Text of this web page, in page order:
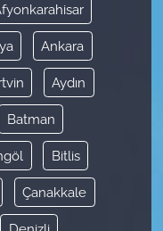
Ankara
Aydın
Batman
Bitlis
Çanakkale